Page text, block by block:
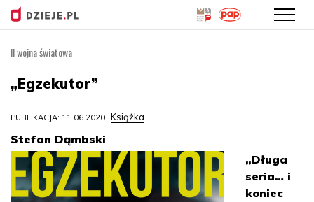
II wojna światowa
„Egzekutor”
PUBLIKACJA: 11.06.2020 Książka
Stefan Dąmbski
„Długa
seria… i
koniec